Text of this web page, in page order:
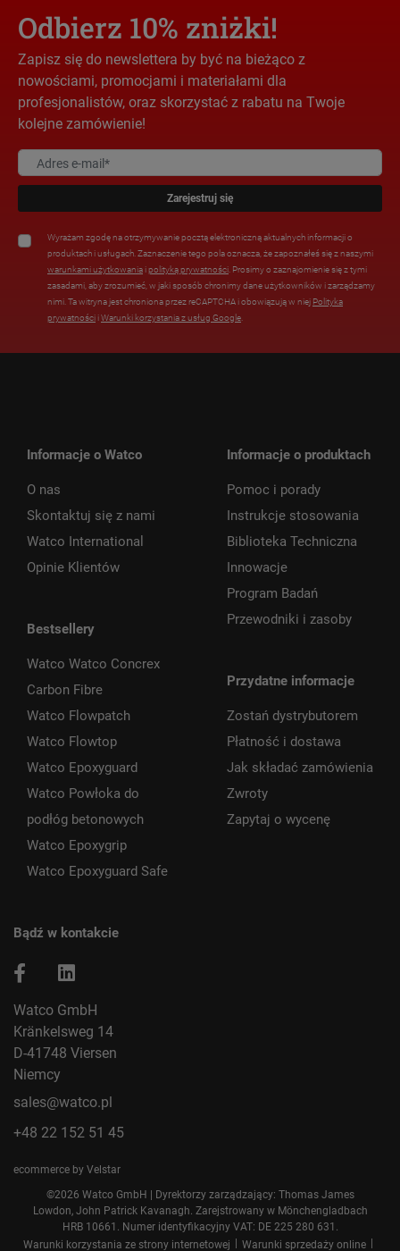
Odbierz 10% zniżki!
Zapisz się do newslettera by być na bieżąco z
nowościami, promocjami i materiałami dla
profesjonalistów, oraz skorzystać z rabatu na Twoje
kolejne zamówienie!
Zarejestruj się
Wyrażam zgodę na otrzymywanie pocztą elektroniczną aktualnych informacji o
produktach i usługach. Zaznaczenie tego pola oznacza, że zapoznałeś się z naszymi
warunkami użytkowania ipolityką prywatności . Prosimy o zaznajomienie się z tymi
zasadami, aby zrozumieć, w jaki sposób chronimy dane użytkowników i zarządzamy
nimi. Ta witryna jest chroniona przez reCAPTCHA i obowiązują w niej Polityka
prywatności iWarunki korzystania z usług Google
Informacje o Watco
O nas
Skontaktuj się z nami
Watco International
Opinie Klientów
Bestsellery
Watco Watco Concrex
Carbon Fibre
Watco Flowpatch
Watco Flowtop
Watco Epoxyguard
Watco Powłoka do
podłóg betonowych
Watco Epoxygrip
Watco Epoxyguard Safe
Informacje o produktach
Pomoc i porady
Instrukcje stosowania
Biblioteka Techniczna
Innowacje
Program Badań
Przewodniki i zasoby
Przydatne informacje
Zostań dystrybutorem
Płatność i dostawa
Jak składać zamówienia
Zwroty
Zapytaj o wycenę
Bądź w kontakcie
Watco GmbH
Kränkelsweg 14
D-41748 Viersen
Niemcy
sales@watco.pl
+48 22 152 51 45
ecommerce by Velstar
©2026 Watco GmbH | Dyrektorzy zarządzający: Thomas James
Lowdon, John Patrick Kavanagh. Zarejstrowany w Mönchengladbach
HRB 10661. Numer identyfikacyjny VAT: DE 225 280 631.
Warunki korzystania ze strony internetowej
Warunki sprzedaży online